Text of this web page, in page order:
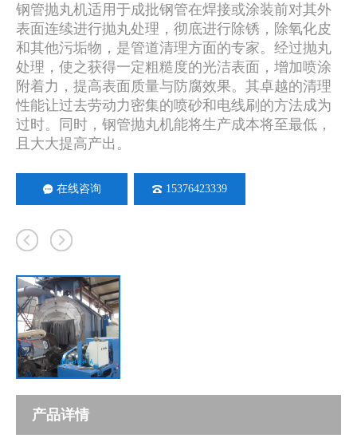
钢管抛丸机适用于成批钢管在焊接或涂装前对其外
表面连续进行抛丸处理，彻底进行除锈，除氧化皮
和其他污垢物，是管道清理方面的专家。经过抛丸
处理，使之获得一定粗糙度的光洁表面，增加喷涂
附着力，提高表面质量与防腐效果。其卓越的清理
性能让过去劳动力密集的喷砂和电线刷的方法成为
过时。同时，钢管抛丸机能将生产成本将至最低，
且大大提高产出。
在线咨询 15376423339
产品详情